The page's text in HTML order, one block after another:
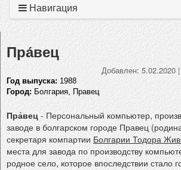
Навигация
Пра́вец
Добавлен: 5.02.2020
Год выпуска:1988
Город:Болгария, Правец
Пра́вец- Персональный компьютер,
заводе в болгарском городе Правец
секретаря компартииБолгарии Тодора
места для завода по производству
родное село, которое впоследствии стало